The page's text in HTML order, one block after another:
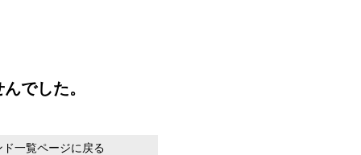
でした。
ド一覧ページに戻る